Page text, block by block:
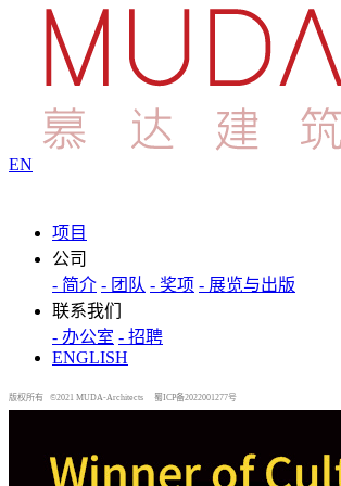
EN
项目
公司
- 简介 - 团队 - 奖项 - 展览与出版
联系我们
- 办公室 - 招聘
ENGLISH
版权所有 ©2021 MUDA-Architects 蜀ICP备2022001277号